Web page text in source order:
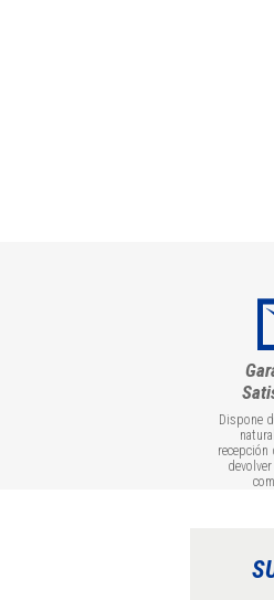
Dispone
recepción